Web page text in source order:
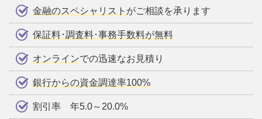
金融のスペシャリスト がご相談を承ります
保証料･調査料･事務手数料が無料
オンラインでの迅速なお見積り
銀行からの資金調達率100%
割引率 年5.0～20.0%